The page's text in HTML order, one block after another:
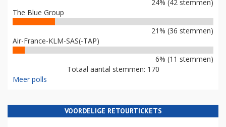
24% (42 stemmen)
The Blue Group
21% (36 stemmen)
Air-France-KLM-SAS(-TAP)
6% (11 stemmen)
Totaal aantal stemmen: 170
Meer polls
VOORDELIGE RETOURTICKETS